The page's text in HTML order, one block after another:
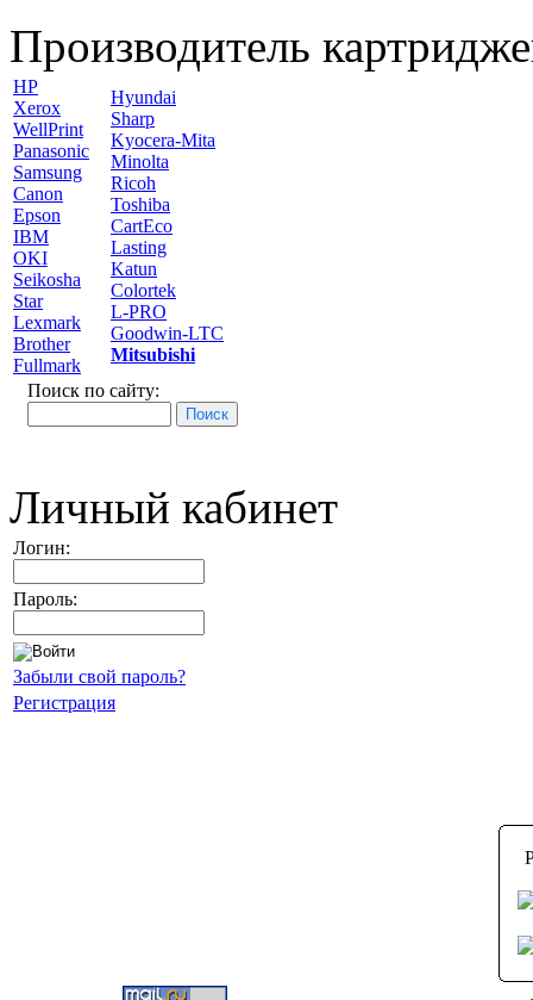
Производитель
HP
Xerox
WellPrint
Panasonic
Samsung
Canon
Epson
IBM
OKI
Seikosha
Star
Lexmark
Brother
Fullmark
Hyundai
Sharp
Kyocera-Mita
Minolta
Ricoh
Toshiba
CartEco
Lasting
Katun
Colortek
L-PRO
Goodwin-LTC
Mitsubishi
Поиск по сайту:
Личный кабинет
Логин:
Пароль:
Забыли свой пароль?
Регистрация